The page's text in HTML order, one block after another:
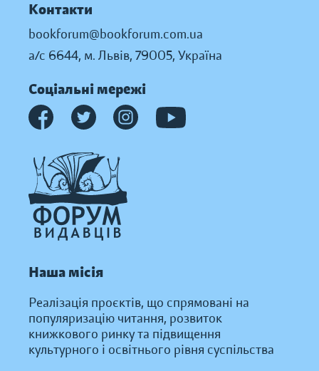
Контакти
bookforum@bookforum.com.ua
а/с 6644, м. Львів, 79005, Україна
Соціальні мережі
Наша місія
Реалізація проєктів, що спрямовані на
популяризацію читання, розвиток
книжкового ринку та підвищення
культурного і освітнього рівня суспільства